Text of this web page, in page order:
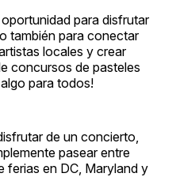
para disfrutar
también para conectar
locales y crear
concursos de pasteles
para todos!
de un concierto,
pasear entre
ferias en DC, Maryland y